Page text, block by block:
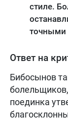
стиле.
точными
Ответ на
Бибосынов
поединка